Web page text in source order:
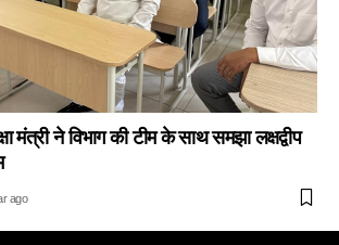
मंत्री ने विभाग की टीम के साथ समझा लक्षद्वीप
ago